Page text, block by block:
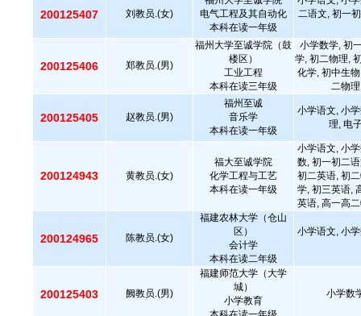
200125407 刘教员.(女)
电气工程及其自动化
本科在读一年级
二语文, 初一
200125406 郑教员.(男)
福州大学至诚学院（鼓
楼区）
工业工程
本科在读三年级
小学数学, 初
学, 初二物理,
化学, 初中生
二物
200125405 赵教员.(男)
福州至诚
音乐学
本科在读一年级
小学语文, 小
理, 电
200124943 黄教员.(女)
福大至诚学院
化学工程与工艺
本科在读一年级
小学语文, 小
数, 初一初二
初二英语, 初
学, 初三英语,
英语, 高一高
200124965 陈教员.(女)
福建农林大学（仓山
区）
会计学
本科在读二年级
小学语文, 小
200125403 阙教员.(男)
福建师范大学（大学
城）
小学教育
小学数